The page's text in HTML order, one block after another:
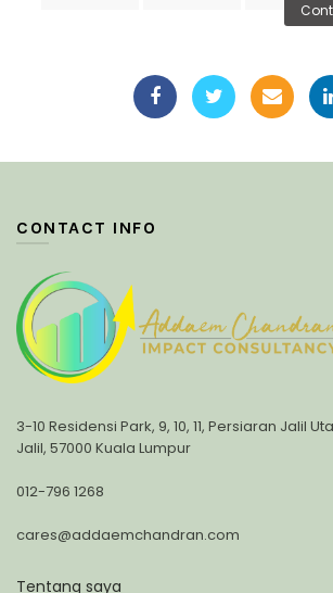
CONTACT INFO
3-10 Residensi Park, 9, 10, 11, Persiaran Jalil
Jalil, 57000 Kuala Lumpur
012-796 1268
cares@addaemchandran.com
Tentang saya